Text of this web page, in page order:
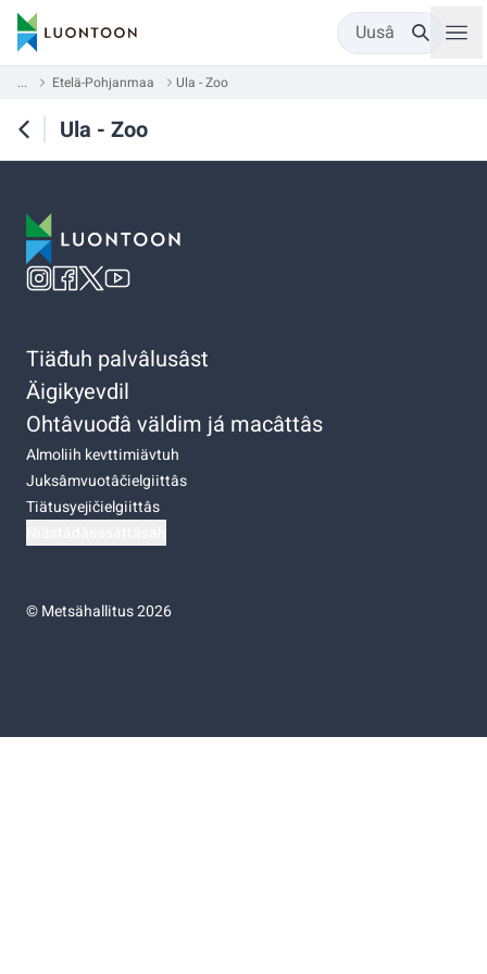
Uusâ
... Etelä-Pohjanmaa Ula - Zoo
Ula - Zoo
Tiäđuh palvâlusâst
Äigikyevdil
Ohtâvuođâ väldim já macâttâs
Almoliih kevttimiävtuh
Juksâmvuotâčielgiittâs
Tiätusyejičielgiittâs
©Metsähallitus 2026